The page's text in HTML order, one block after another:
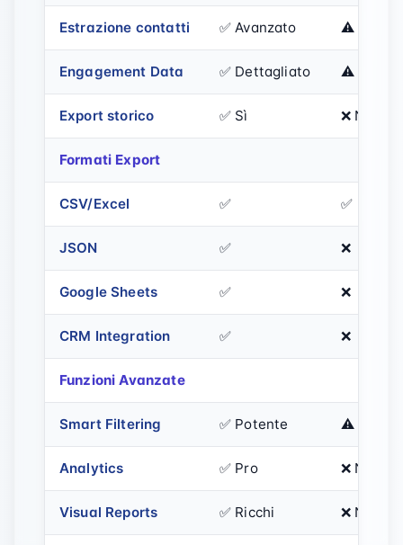
Estrazione contatti ✅ Avanzato ⚠️ Base
Engagement Data ✅ Dettagliato ⚠️
Export storico ✅ Sì ❌ No
Formati Export
CSV/Excel ✅ ✅
JSON ✅ ❌
Google Sheets ✅ ❌
CRM Integration ✅ ❌
Funzioni Avanzate
Smart Filtering ✅ Potente ⚠️ Base
Analytics ✅ Pro ❌ No
Visual Reports ✅ Ricchi ❌ No